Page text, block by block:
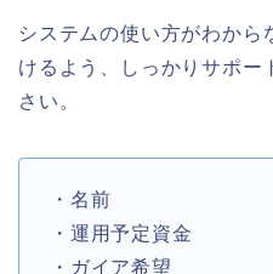
システムの使い方がわから
けるよう、しっかりサポー
さい。
・名前
・運用予定資金
・ガイア希望